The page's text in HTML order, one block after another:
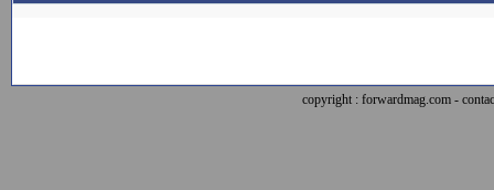
copyright : forwardmag.com -